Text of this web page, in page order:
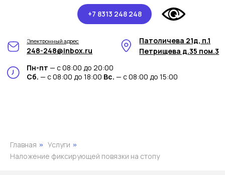
+7 8313 248 248
Пн-пт — с 08:00 до 20:00
Сб.— с 08:00 до 18:00Вс.— с 08:00 до 15:00
Главная » Услуги »
Наложение фиксирующей повязки на стопу